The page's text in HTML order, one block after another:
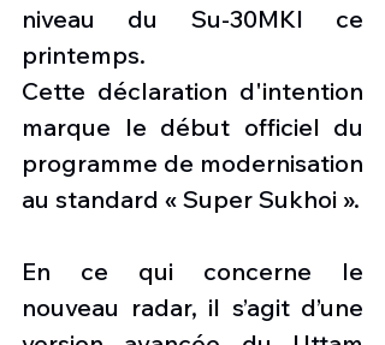
niveau du Su-30MKI ce
printemps.
Cette déclaration d'intention
marque le début officiel du
programme de modernisation
au standard « Super Sukhoi ».
En ce qui concerne le
nouveau radar, il s’agit d’une